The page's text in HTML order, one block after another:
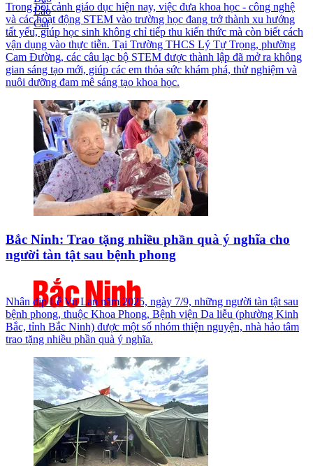
Trong bối cảnh giáo dục hiện nay, việc đưa khoa học - công nghệ
và các hoạt động STEM vào trường học đang trở thành xu hướng
tất yếu, giúp học sinh không chỉ tiếp thu kiến thức mà còn biết cách
vận dụng vào thực tiễn. Tại Trường THCS Lý Tự Trọng, phường
Cam Đường, các câu lạc bộ STEM được thành lập đã mở ra không
gian sáng tạo mới, giúp các em thỏa sức khám phá, thử nghiệm và
nuôi dưỡng đam mê sáng tạo khoa học.
Bắc Ninh: Trao tặng nhiều phần quà ý nghĩa cho
người tàn tật sau bệnh phong
Nhân dịp Lễ Vu Lan năm 2025, ngày 7/9, những người tàn tật sau
bệnh phong, thuộc Khoa Phong, Bệnh viện Da liễu (phường Kinh
Bắc, tỉnh Bắc Ninh) được một số nhóm thiện nguyện, nhà hảo tâm
trao tặng nhiều phần quà ý nghĩa.